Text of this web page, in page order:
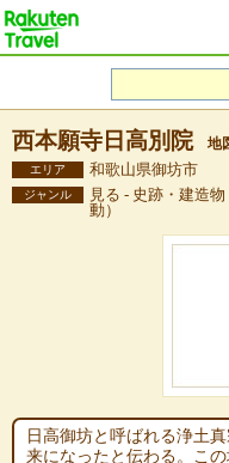
西本願寺日高別院 地
エリア 和歌山県御坊市
ジャンル
見る - 史跡・建造
動）
日高御坊と呼ばれる浄土
来になったと伝わる。こ